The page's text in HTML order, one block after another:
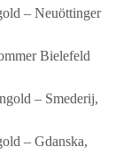
– Neuöttinger
Bielefeld
– Smederij,
– Gdanska,